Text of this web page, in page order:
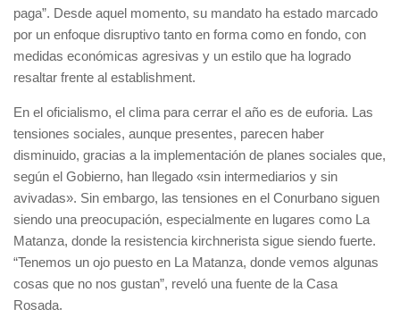
paga”. Desde aquel momento, su mandato ha estado marcado
por un enfoque disruptivo tanto en forma como en fondo, con
medidas económicas agresivas y un estilo que ha logrado
resaltar frente al establishment.
En el oficialismo, el clima para cerrar el año es de euforia. Las
tensiones sociales, aunque presentes, parecen haber
disminuido, gracias a la implementación de planes sociales que,
según el Gobierno, han llegado «sin intermediarios y sin
avivadas». Sin embargo, las tensiones en el Conurbano siguen
siendo una preocupación, especialmente en lugares como La
Matanza, donde la resistencia kirchnerista sigue siendo fuerte.
“Tenemos un ojo puesto en La Matanza, donde vemos algunas
cosas que no nos gustan”, reveló una fuente de la Casa
Rosada.